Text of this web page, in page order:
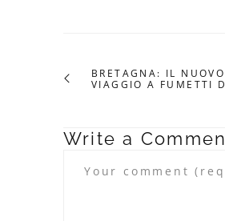
BRETAGNA: IL
VIAGGIO A FUMETTI
Write a